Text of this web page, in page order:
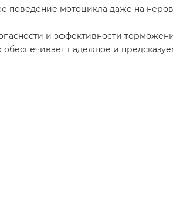
поведение мотоцикла даже на
и эффективности
обеспечивает надежное и